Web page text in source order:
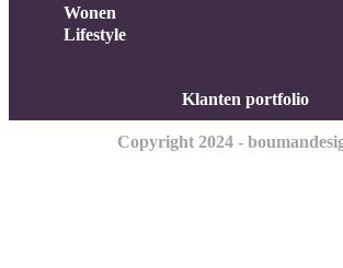
Wonen
Lifestyle
Klanten portfolio
Copyright 2024 -